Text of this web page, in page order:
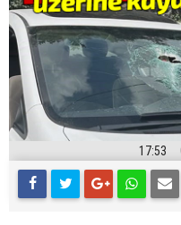
17:53